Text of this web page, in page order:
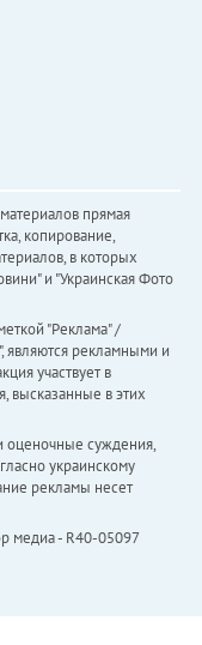
прямая
копирование,
в которых
и "Украинская Фото
"Реклама" /
являются рекламными и
участвует в
высказанные в этих
оценочные суждения,
украинскому
рекламы несет
медиа - R40-05097